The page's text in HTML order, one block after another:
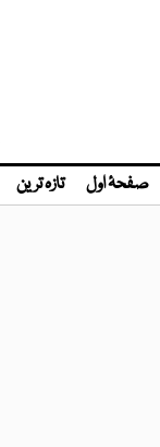
صفحۂ اول تازہ ترین